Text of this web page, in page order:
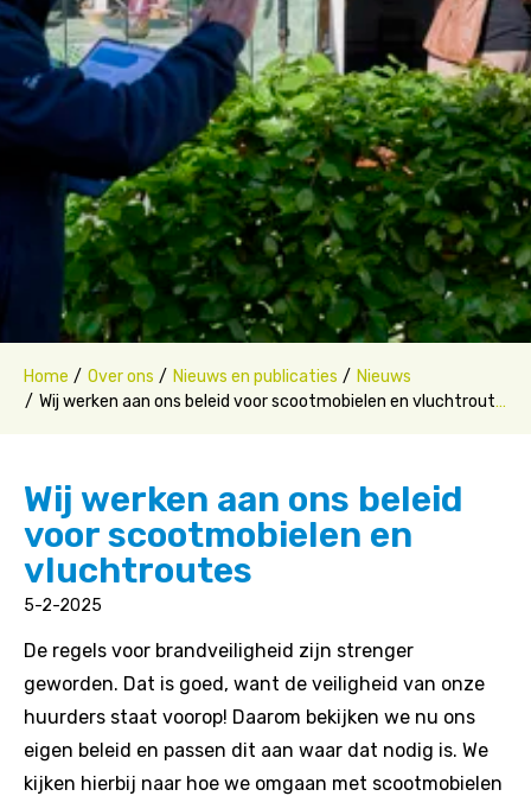
Home Over ons Nieuws en publicaties
Nieuws
Wij werken aan ons beleid voor scootmobielen en vluchtroutes
Wij werken aan ons beleid
voor scootmobielen en
vluchtroutes
5-2-2025
De regels voor brandveiligheid zijn strenger
geworden. Dat is goed, want de veiligheid van onze
huurders staat voorop! Daarom bekijken we nu ons
eigen beleid en passen dit aan waar dat nodig is. We
kijken hierbij naar hoe we omgaan met scootmobielen